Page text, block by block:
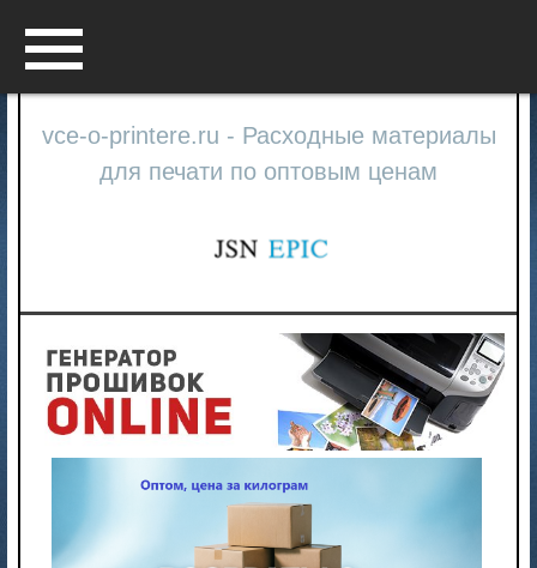
vce-o-printere.ru - Расходные материалы
для печати по оптовым ценам